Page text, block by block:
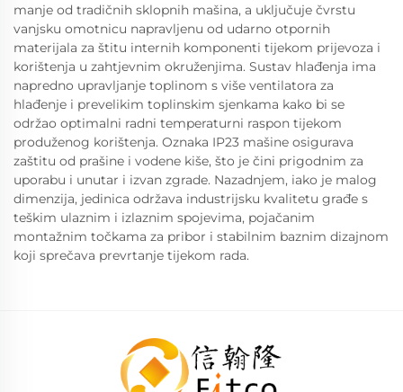
manje od tradičnih sklopnih mašina, a uključuje čvrstu
vanjsku omotnicu napravljenu od udarno otpornih
materijala za štitu internih komponenti tijekom prijevoza i
korištenja u zahtjevnim okruženjima. Sustav hlađenja ima
napredno upravljanje toplinom s više ventilatora za
hlađenje i prevelikim toplinskim sjenkama kako bi se
održao optimalni radni temperaturni raspon tijekom
produženog korištenja. Oznaka IP23 mašine osigurava
zaštitu od prašine i vodene kiše, što je čini prigodnim za
uporabu i unutar i izvan zgrade. Nazadnjem, iako je malog
dimenzija, jedinica održava industrijsku kvalitetu građe s
teškim ulaznim i izlaznim spojevima, pojačanim
montažnim točkama za pribor i stabilnim baznim dizajnom
koji sprečava prevrtanje tijekom rada.